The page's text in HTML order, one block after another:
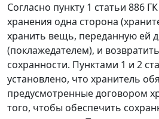
Согласно пункту 1 статьи 886
хранения одна сторона
хранить вещь, переданную ей
(поклажедателем), и
сохранности. Пунктами 1 и 2
установлено, что хранитель
предусмотренные договором
того, чтобы обеспечить